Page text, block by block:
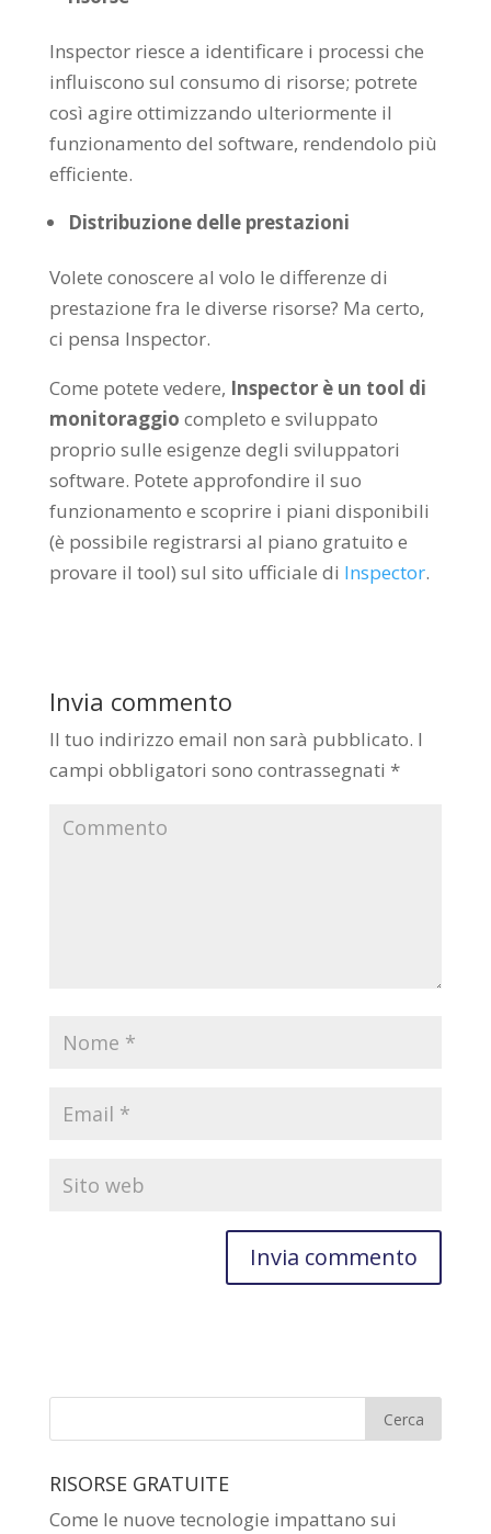
Inspector riesce a identificare i processi che
influiscono sul consumo di risorse; potrete
così agire ottimizzando ulteriormente il
funzionamento del software, rendendolo più
efficiente.
Distribuzione delle prestazioni
Volete conoscere al volo le differenze di
prestazione fra le diverse risorse? Ma certo,
ci pensa Inspector.
Come potete vedere, Inspector è un tool di
monitoraggio completo e sviluppato
proprio sulle esigenze degli sviluppatori
software. Potete approfondire il suo
funzionamento e scoprire i piani disponibili
(è possibile registrarsi al piano gratuito e
provare il tool) sul sito ufficiale di Inspector.
Invia commento
Il tuo indirizzo email non sarà pubblicato. I
campi obbligatori sono contrassegnati *
RISORSE GRATUITE
Come le nuove tecnologie impattano sui